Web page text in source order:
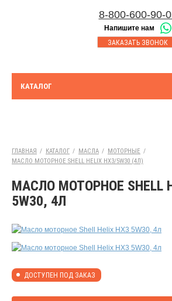
8-800-600-90-
Напишите нам
ЗАКАЗАТЬ ЗВОНОК
Корзина
ОПЛАТА
ЮРИДИЧЕСКИМ ЛИЦАМ
КОНТАКТЫ
АКЦИИ
8-
КАТАЛОГ
ГЛАВНАЯ / КАТАЛОГ / МАСЛА / МОТОРНЫЕ /
МАСЛО МОТОРНОЕ SHELL HELIX HX3/5W30 (4Л)
МАСЛО МОТОРНОЕ SHELL
5W30, 4Л
ДОСТУПЕН ПОД ЗАКАЗ